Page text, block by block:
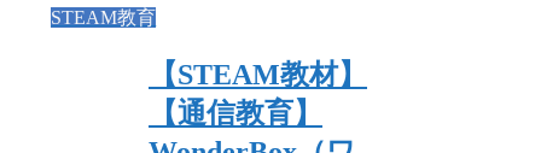
STEAM教育
【STEAM教材】
【通信教育】